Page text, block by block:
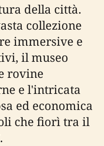
della città.
collezione
immersive e
il museo
rovine
e l'intricata
ed economica
che fiorì tra il